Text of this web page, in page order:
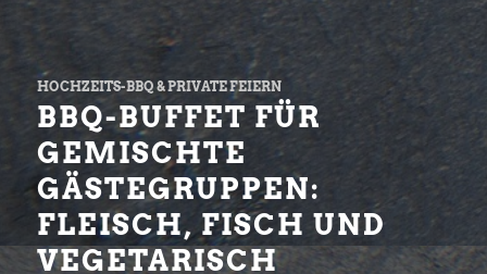
HOCHZEITS-BBQ & PRIVATE FEIERN
BBQ-BUFFET FÜR
GEMISCHTE
GÄSTEGRUPPEN:
FLEISCH, FISCH UND
VEGETARISCH